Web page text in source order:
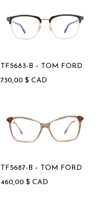
TF5683-B – TOM FORD
730,00 $ CAD
TF5687-B – TOM FORD
460,00 $ CAD